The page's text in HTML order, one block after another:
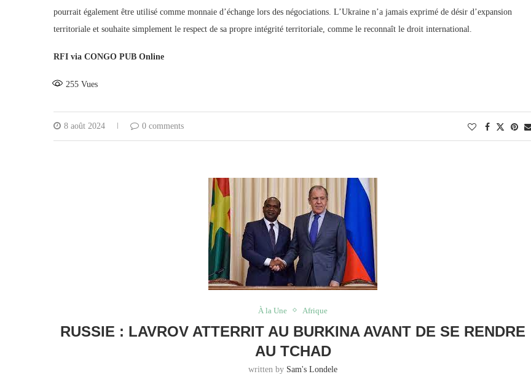
pourrait également être utilisé comme monnaie d’échange lors des négociations. L’Ukraine n’a jamais exprimé de désir d’expansion
territoriale et souhaite simplement le respect de sa propre intégrité territoriale, comme le reconnaît le droit international.
RFI via CONGO PUB Online
255 Vues
8 août 2024 0 comments
À la Une Afrique
RUSSIE : LAVROV ATTERRIT AU BURKINA AVANT DE SE RENDRE
AU TCHAD
written by Sam's Londele